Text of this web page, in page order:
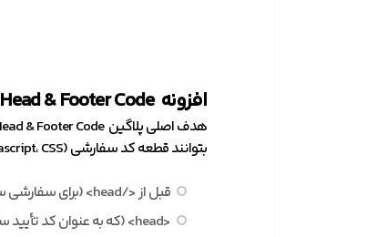
افزونه Head & Footer Code
بتوانند قطعه کد سفارشی (Javascript، CSS یا HTML) خود را به قسمت های مختلف صفحات خود اضافه کنند. این قسمت می تواند هر یک از مکان‌ های زیر باشد:
قبل از </head> (برای سفارشی سازی محتوای بخش هدر برای کل سایت و یا برای اضافه کردن کدهای داخل تگ “article” برای هدر صفحه)
<head> (که به عنوان کد تأیید سایت برای سرویس های گوناگون، استایل های سفارشی، پیوند متا و … استفاده می شود)